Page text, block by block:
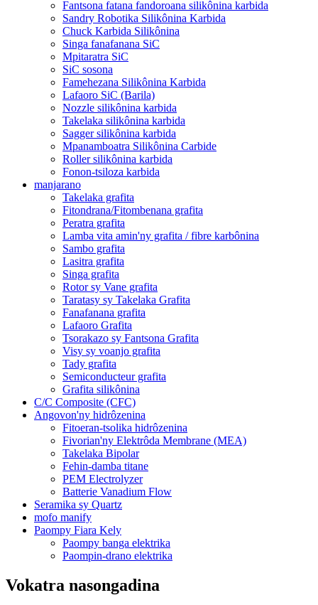
Fantsona fatana fandoroana silikônina karbida
Sandry Robotika Silikônina Karbida
Chuck Karbida Silikônina
Singa fanafanana SiC
Mpitaratra SiC
SiC sosona
Famehezana Silikônina Karbida
Lafaoro SiC (Barila)
Nozzle silikônina karbida
Takelaka silikônina karbida
Sagger silikônina karbida
Mpanamboatra Silikônina Carbide
Roller silikônina karbida
Fonon-tsiloza karbida
manjarano
Takelaka grafita
Fitondrana/Fitombenana grafita
Peratra grafita
Lamba vita amin'ny grafita / fibre karbônina
Sambo grafita
Lasitra grafita
Singa grafita
Rotor sy Vane grafita
Taratasy sy Takelaka Grafita
Fanafanana grafita
Lafaoro Grafita
Tsorakazo sy Fantsona Grafita
Visy sy voanjo grafita
Tady grafita
Semiconducteur grafita
Grafita silikônina
C/C Composite (CFC)
Angovon'ny hidrôzenina
Fitoeran-tsolika hidrôzenina
Fivorian'ny Elektrôda Membrane (MEA)
Takelaka Bipolar
Fehin-damba titane
PEM Electrolyzer
Batterie Vanadium Flow
Seramika sy Quartz
mofo manify
Paompy Fiara Kely
Paompy banga elektrika
Paompin-drano elektrika
Vokatra nasongadina